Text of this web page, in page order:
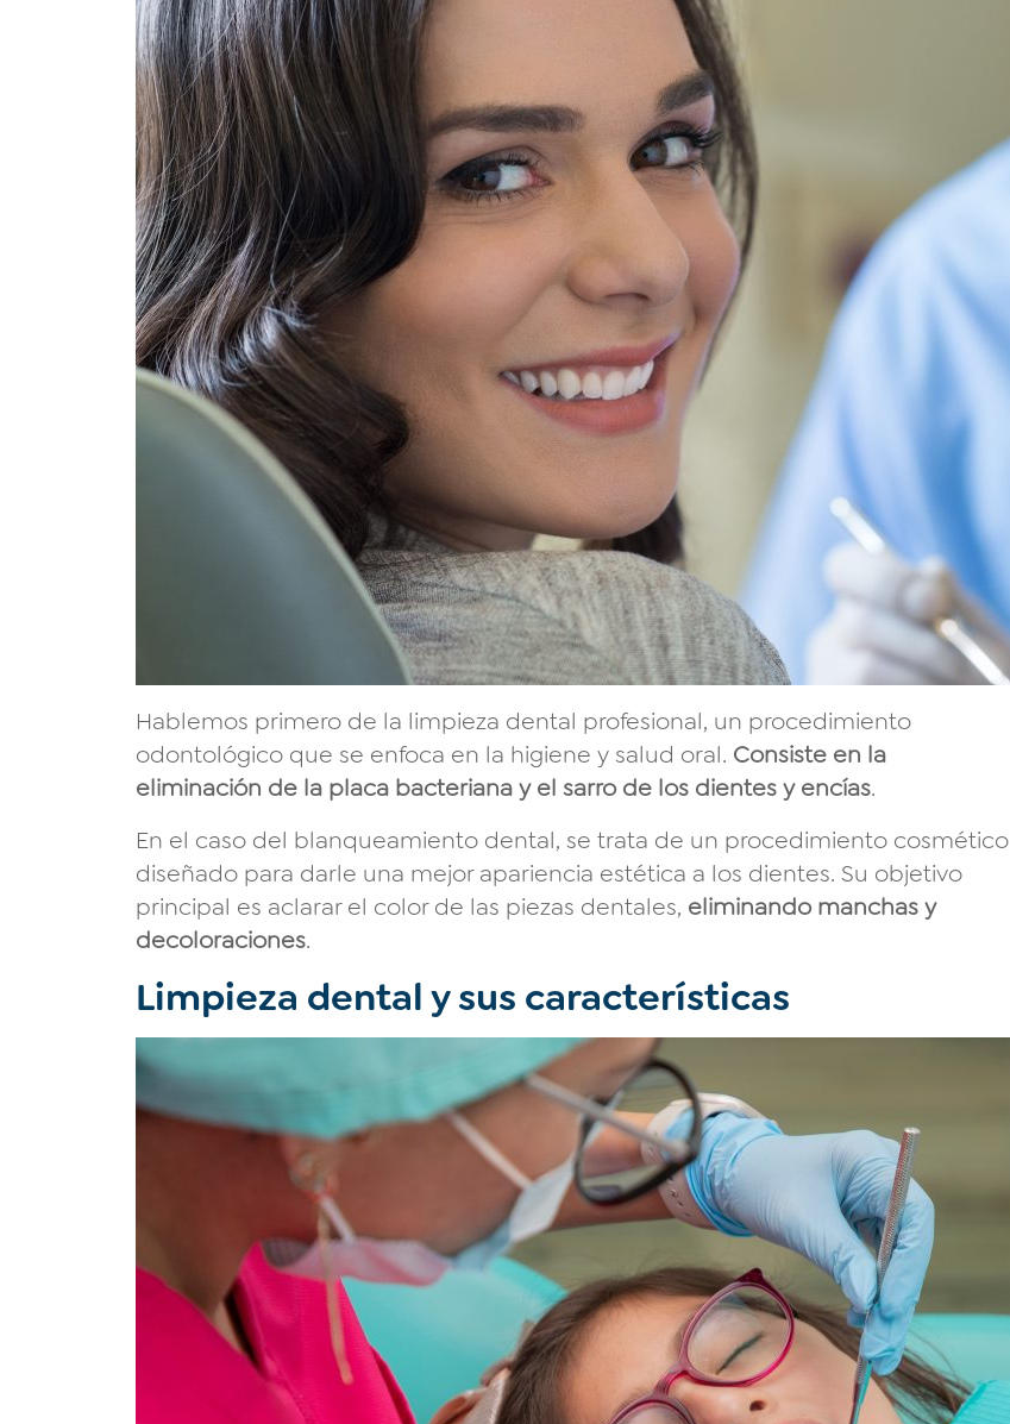
Hablemos primero de la limpieza dental profesional, un procedimiento
odontológico que se enfoca en la higiene y salud oral. Consiste en la
eliminación de la placa bacteriana y el sarro de los dientes y encías.
En el caso del blanqueamiento dental, se trata de un procedimiento cosmético
diseñado para darle una mejor apariencia estética a los dientes. Su objetivo
principal es aclarar el color de las piezas dentales, eliminando manchas y
decoloraciones.
Limpieza dental y sus características